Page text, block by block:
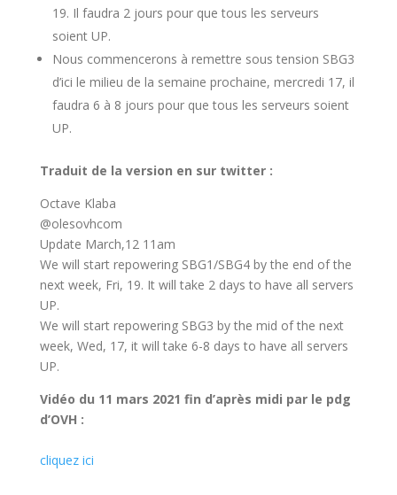
19. Il faudra 2 jours pour que tous les serveurs
soient UP.
Nous commencerons à remettre sous tension SBG3
d’ici le milieu de la semaine prochaine, mercredi 17, il
faudra 6 à 8 jours pour que tous les serveurs soient
UP.
Traduit de la version en sur twitter :
Octave Klaba
@olesovhcom
Update March,12 11am
We will start repowering SBG1/SBG4 by the end of the
next week, Fri, 19. It will take 2 days to have all servers
UP.
We will start repowering SBG3 by the mid of the next
week, Wed, 17, it will take 6-8 days to have all servers
UP.
Vidéo du 11 mars 2021 fin d’après midi par le pdg
d’OVH :
cliquez ici